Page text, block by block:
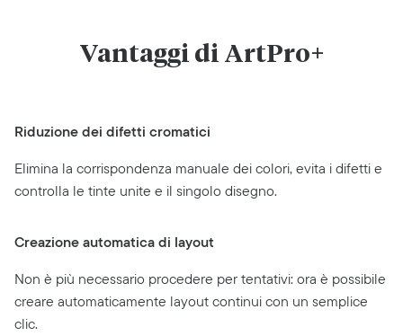
Vantaggi di ArtPro+
Riduzione dei difetti cromatici
Elimina la corrispondenza manuale dei colori, evita i difetti e
controlla le tinte unite e il singolo disegno.
Creazione automatica di layout
Non è più necessario procedere per tentativi: ora è possibile
creare automaticamente layout continui con un semplice
clic.